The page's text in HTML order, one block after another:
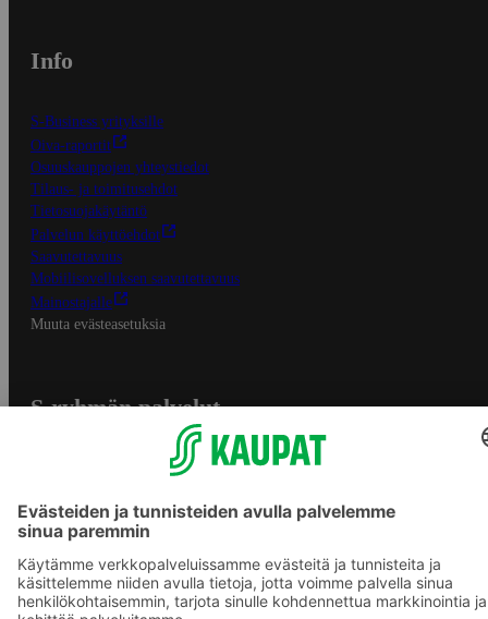
Info
S-Business yrityksille
Oiva-raportit
Osuuskauppojen yhteystiedot
Tilaus- ja toimitusehdot
Tietosuojakäytäntö
Palvelun käyttöehdot
Saavutettavuus
Mobiilisovelluksen saavutettavuus
Mainostajalle
Muuta evästeasetuksia
S-ryhmän palvelut
Yhteishyvä Ruoka -sovellus
S-ostoslista -sovellus
Prisma.fi
Sokos.fi
S-Pankki